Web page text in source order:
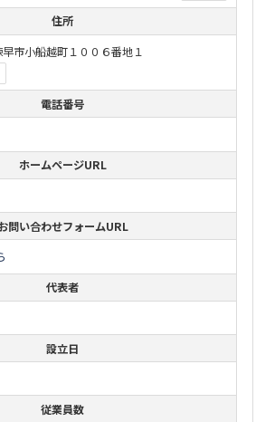
住所
市小船越町１００６番地１
電話番号
ホームページURL
問い合わせフォームURL
代表者
設立日
従業員数